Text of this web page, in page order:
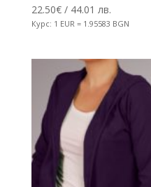
22.50€/ 44.01 лв.
Курс: 1 EUR = 1.95583 BGN